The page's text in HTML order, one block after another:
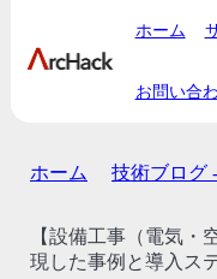
ホーム
お問い合
ホーム 技術ブログ
【設備工事（電気・
現した事例と導入ス